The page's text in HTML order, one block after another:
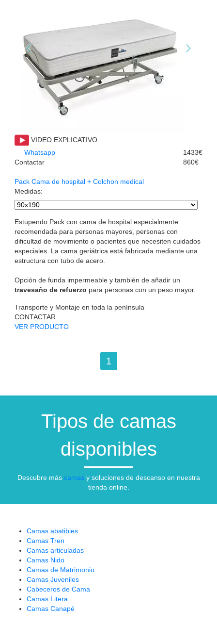
VIDEO EXPLICATIVO
Whatsapp
Contactar
1433€
860€
Pack Cama de hospital + Colchon medical
Medidas:
Estupendo Pack con cama de hospital especialmente
recomendada para personas mayores, personas con
dificultad de movimiento o pacientes que necesiten cuidados
especiales. La cama geriátrica está fabricada mediante una
estructura con tubo de acero.
Opción de funda impermeable y también de añadir un
travesaño de refuerzo para personas con un peso mayor.
Transporte y Montaje en toda la península
CONTACTAR
VER PRODUCTO
1
Tipos de camas
disponibles
Descubre más camas y soluciones de descanso en nuestra
tienda online.
Camas abatibles
Camas Tren
Camas articuladas
Camas Nido
Camas de Matrimonio
Camas Juveniles
Cabeceros de Cama
Camas Litera
Camas Canapé